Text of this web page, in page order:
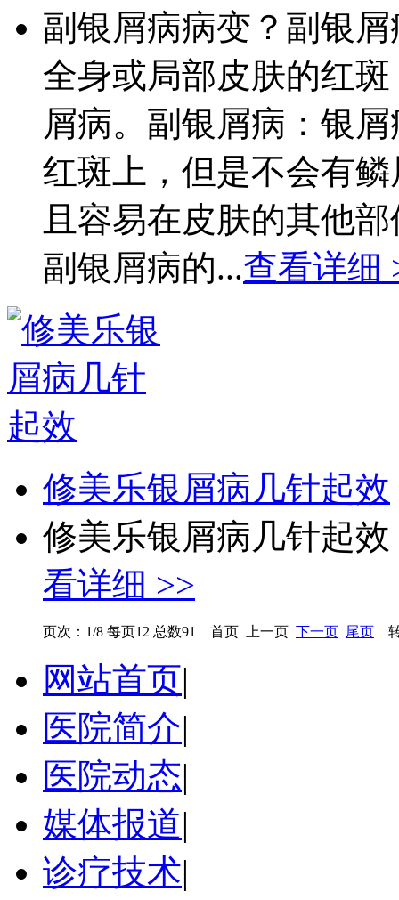
副银屑病病变？副银
全身或局部皮肤的红
屑病。副银屑病：银
红斑上，但是不会有
且容易在皮肤的其他
副银屑病的...查看详细
修美乐银屑病几针起效
修美乐银屑病几针起
看详细 >>
页次：1/8 每页12 总数91 首页 上一页 下一页 尾页
网站首页|
医院简介|
医院动态|
媒体报道|
诊疗技术|